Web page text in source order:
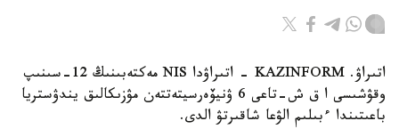
اتىراۋ. KAZINFORM - اتىراۋدا NIS مەكتەبىنىڭ 12-سىنىپ
وقۋشىسى ا ق ش-تاعى 6 ۋنيۆەرسيتەتتەن مۋزىكالىق يندۋستريا
باعىتىندا ءبىلىم الۋعا شاقىرتۋ الدى.